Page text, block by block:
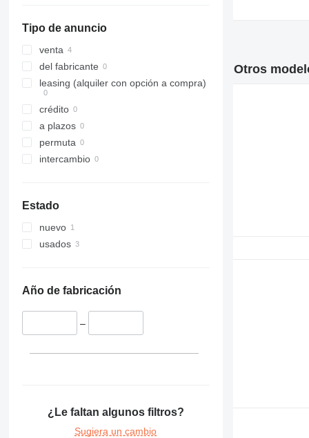
Tipo de anuncio
venta
del fabricante
leasing (alquiler con opción a compra)
crédito
a plazos
permuta
intercambio
Estado
nuevo
usados
Año de fabricación
–
¿Le faltan algunos filtros?
Sugiera un cambio
Otros